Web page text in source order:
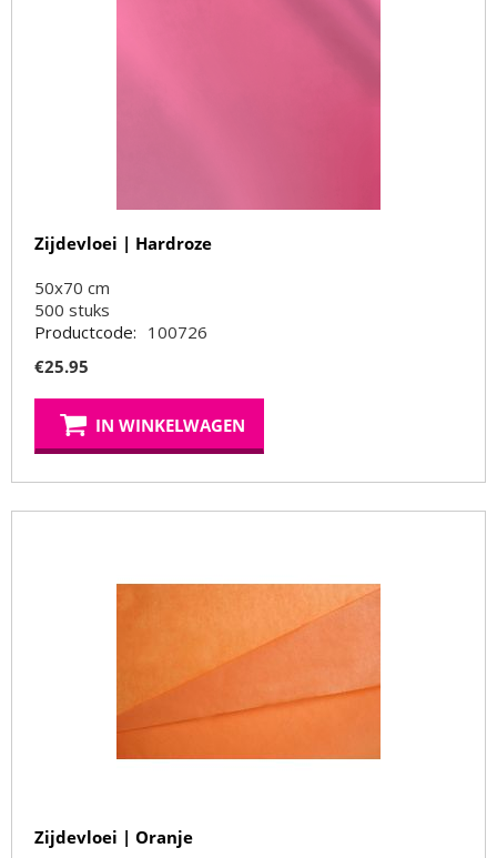
Zijdevloei | Hardroze
50x70 cm
500 stuks
Productcode: 100726
€25.95
IN WINKELWAGEN
Zijdevloei | Oranje